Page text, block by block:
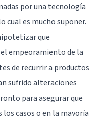
por una tecnología
cual es mucho suponer.
que
empeoramiento de la
de recurrir a productos
sufrido alteraciones
para asegurar que
los casos o en la mayoría